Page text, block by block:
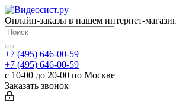
Онлайн-заказы в нашем интернет-
+7 (495) 646-00-59
+7 (495) 646-00-59
с 10-00 до 20-00 по Москве
Заказать звонок